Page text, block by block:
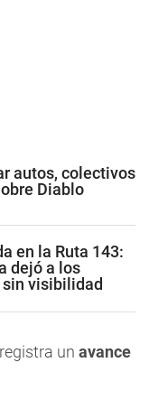
autos, colectivos
Diablo
en la Ruta 143:
dejó a los
visibilidad
un avance